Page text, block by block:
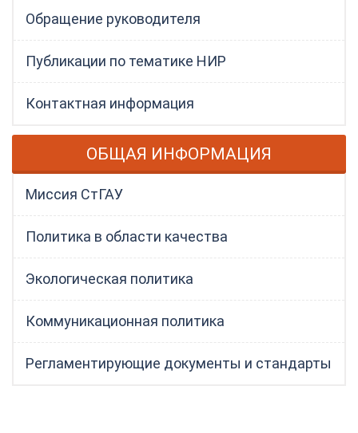
Обращение руководителя
Публикации по тематике НИР
Контактная информация
ОБЩАЯ ИНФОРМАЦИЯ
Миссия СтГАУ
Политика в области качества
Экологическая политика
Коммуникационная политика
Регламентирующие документы и стандарты